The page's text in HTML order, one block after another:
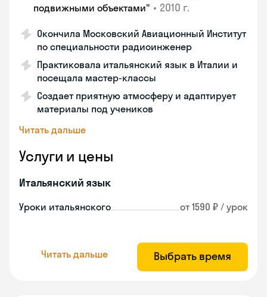
подвижными объектами" • 2010 г.
Окончила Московский Авиационный Институт
по специальности радиоинженер
Практиковала итальянский язык в Италии и
посещала мастер-классы
Создает приятную атмосферу и адаптирует
материалы под учеников
Читать дальше
Услуги и цены
Итальянский язык
Уроки итальянского от 1590 ₽ / урок
Читать дальше Выбрать время